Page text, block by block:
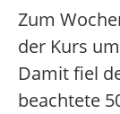
Zum
der Kurs
Damit fiel
beachtete